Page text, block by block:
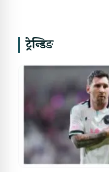
ट्रेन्डिङ